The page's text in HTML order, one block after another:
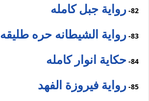
82- رواية جبل كامله
83- رواية الشيطانه حره طليقه
84- حكاية انوار كامله
85- رواية فيروزة الفهد